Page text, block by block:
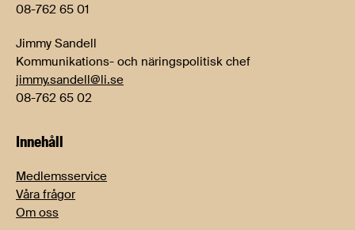
08-762 65 01
Jimmy Sandell
Kommunikations- och näringspolitisk chef
jimmy.sandell@li.se
08-762 65 02
Innehåll
Medlemsservice
Våra frågor
Om oss